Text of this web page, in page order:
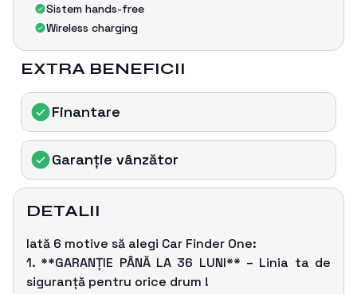
Sistem hands-free
Wireless charging
EXTRA BENEFICII
Finantare
Garanție vânzǎtor
DETALII
Iată 6 motive să alegi Car Finder One:
1. **GARANȚIE PÂNĂ LA 36 LUNI** – Linia ta de
siguranță pentru orice drum !